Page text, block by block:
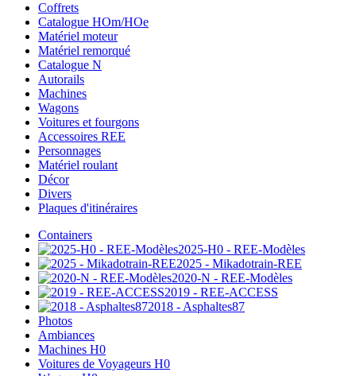
Coffrets
Catalogue HOm/HOe
Matériel moteur
Matériel remorqué
Catalogue N
Autorails
Machines
Wagons
Voitures et fourgons
Accessoires REE
Personnages
Matériel roulant
Décor
Divers
Plaques d'itinéraires
Containers
2025-H0 - REE-Modèles
2025 - Mikadotrain-REE
2020-N - REE-Modèles
2019 - REE-ACCESS
2018 - Asphaltes87
Photos
Ambiances
Machines H0
Voitures de Voyageurs H0